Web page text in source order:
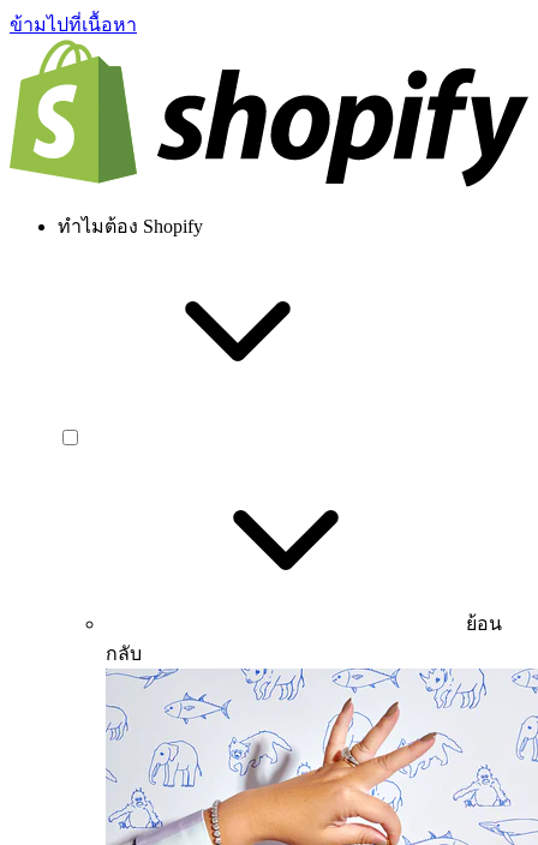
ข้ามไปที่เนื้อหา
ทำไมต้อง Shopify
ย้อน
กลับ